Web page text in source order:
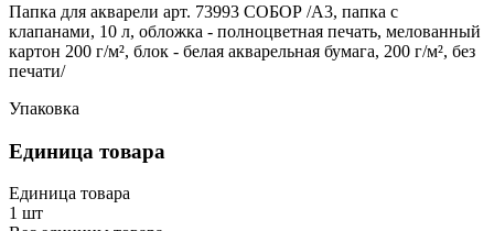
Папка для акварели арт. 73993 СОБОР /А3, папка с
клапанами, 10 л, обложка - полноцветная печать, мелованный
картон 200 г/м², блок - белая акварельная бумага, 200 г/м², без
печати/
Упаковка
Единица товара
Единица товара
1 шт